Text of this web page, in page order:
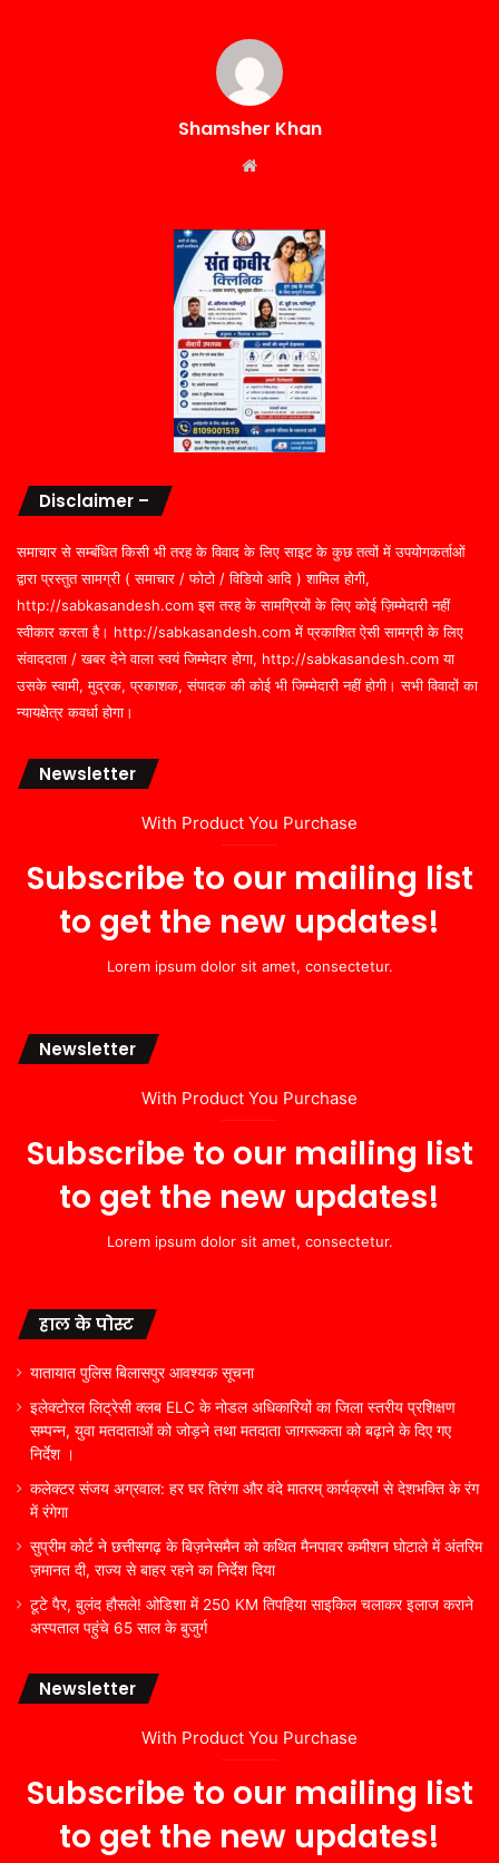
Shamsher Khan
Disclaimer –
समाचार से सम्बंधित किसी भी तरह के विवाद के लिए साइट के कुछ तत्वों में उपयोगकर्ताओं
द्वारा प्रस्तुत सामग्री ( समाचार / फोटो / विडियो आदि ) शामिल होगी,
http://sabkasandesh.com इस तरह के सामग्रियों के लिए कोई ज़िम्मेदारी नहीं
स्वीकार करता है। http://sabkasandesh.com में प्रकाशित ऐसी सामग्री के लिए
संवाददाता / खबर देने वाला स्वयं जिम्मेदार होगा, http://sabkasandesh.com या
उसके स्वामी, मुद्रक, प्रकाशक, संपादक की कोई भी जिम्मेदारी नहीं होगी। सभी विवादों का
न्यायक्षेत्र कवर्धा होगा।
Newsletter
With Product You Purchase
Subscribe to our mailing list
to get the new updates!
Lorem ipsum dolor sit amet, consectetur.
Newsletter
With Product You Purchase
Subscribe to our mailing list
to get the new updates!
Lorem ipsum dolor sit amet, consectetur.
हाल के पोस्ट
यातायात पुलिस बिलासपुर आवश्यक सूचना
इलेक्टोरल लिट्रेसी क्लब ELC के नोडल अधिकारियों का जिला स्तरीय प्रशिक्षण
सम्पन्न, युवा मतदाताओं को जोड़ने तथा मतदाता जागरूकता को बढ़ाने के दिए गए
निर्देश ।
कलेक्टर संजय अग्रवाल: हर घर तिरंगा और वंदे मातरम् कार्यक्रमों से देशभक्ति के रंग
में रंगेगा
सुप्रीम कोर्ट ने छत्तीसगढ़ के बिज़नेसमैन को कथित मैनपावर कमीशन घोटाले में अंतरिम
ज़मानत दी, राज्य से बाहर रहने का निर्देश दिया
टूटे पैर, बुलंद हौसले! ओडिशा में 250 KM तिपहिया साइकिल चलाकर इलाज कराने
अस्पताल पहुंचे 65 साल के बुजुर्ग
Newsletter
With Product You Purchase
Subscribe to our mailing list
to get the new updates!